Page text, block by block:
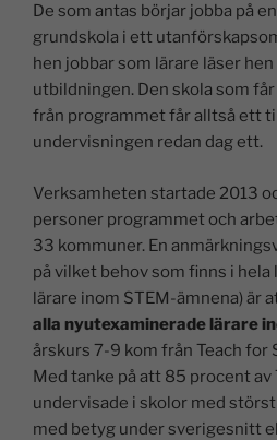
De som antas börjar jobba på
grundskola i ett
hen jobbar som lärare läser
utbildningen. Den skola som
från programmet får alltså ett
undervisningen redan dag ett.
Verksamheten startade 2013
personer programmet och
33 kommuner. En
på vilket behov som finns i hela
lärare inom STEM-ämnena) är
alla nyutexaminerade lärare
årskurs 7-9 kom från Teach for
Med tanke på att 85 procent av
undervisade i skolor med
med betyg under sverigesnitt